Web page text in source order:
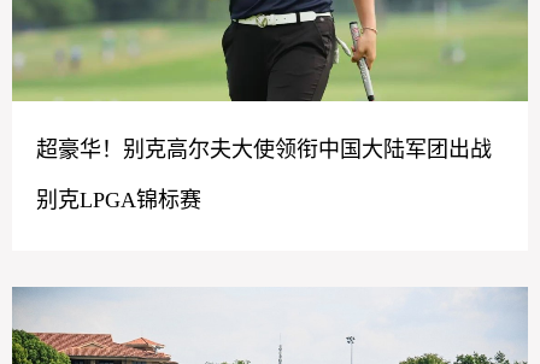
超豪华！别克高尔夫大使领衔中国大陆军团出战
别克LPGA锦标赛